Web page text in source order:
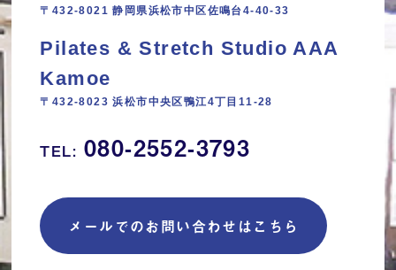
〒432-8021 静岡県浜松市中区佐鳴台4-40-33
Pilates & Stretch Studio AAA
Kamoe
〒432-8023 浜松市中央区鴨江4丁目11‐28
TEL: 080-2552-3793
メールでのお問い合わせはこちら